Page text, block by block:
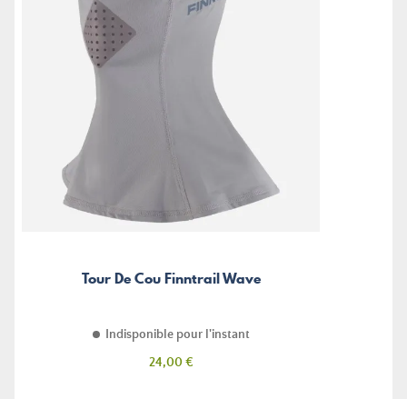
Tour De Cou Finntrail Wave
Indisponible pour l'instant
Prix
24,00 €